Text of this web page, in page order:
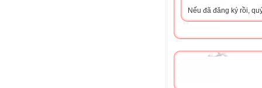
Nếu đã đăng ký rồi,